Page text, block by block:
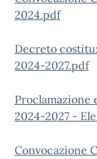
2024.pdf
Decreto
2024-2027.pdf
2024-2027 -
Convocazione